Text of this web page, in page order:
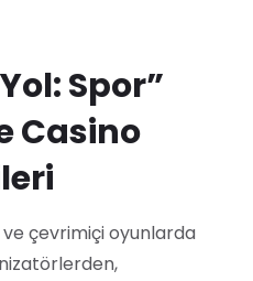
Spor”
Casino
çevrimiçi oyunlarda